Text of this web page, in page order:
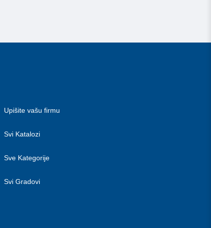
Upišite vašu firmu
Svi Katalozi
Sve Kategorije
Svi Gradovi